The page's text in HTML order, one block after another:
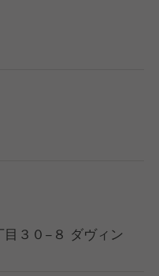
３０−８ ダヴィン